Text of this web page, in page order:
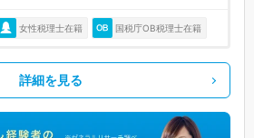
女性税理士在籍 国税庁OB税理士在籍
詳細を見る